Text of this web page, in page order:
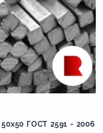
ГОСТ 2591 - 2006